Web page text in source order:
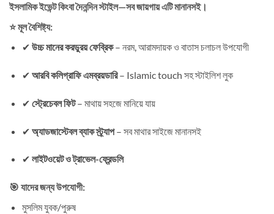
ইসলামিক ইভেন্ট কিংবা দৈনন্দিন স্টাইল—সব জায়গায় এটি মানানসই।
⭐ মূল বৈশিষ্ট্য:
✔ উচ্চ মানের করডুরয় ফেব্রিক– নরম, আরামদায়ক ও বাতাস চলাচল উপযোগী
✔ আরবি কলিগ্রাফি এমব্রয়ডারি– Islamic touch সহ স্টাইলিশ লুক
✔ স্ট্রেচেবল ফিট– মাথায় সহজে মানিয়ে যায়
✔ অ্যাডজাস্টেবল ব্যাক স্ট্র্যাপ– সব মাথার সাইজে মানানসই
✔ লাইটওয়েট ও ট্রাভেল-ফ্রেন্ডলি
🎯 যাদের জন্য উপযোগী:
মুসলিম যুবক/পুরুষ